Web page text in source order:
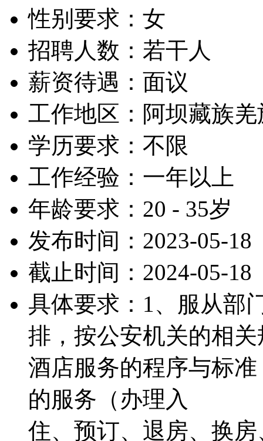
性别要求：女
招聘人数：若干人
薪资待遇：面议
工作地区：阿坝藏族
学历要求：不限
工作经验：一年以上
年龄要求：20 - 35岁
发布时间：2023-05-18
截止时间：2024-05-18
具体要求：1、服从部
排，按公安机关的相
酒店服务的程序与标
的服务（办理入
住、预订、退房、换